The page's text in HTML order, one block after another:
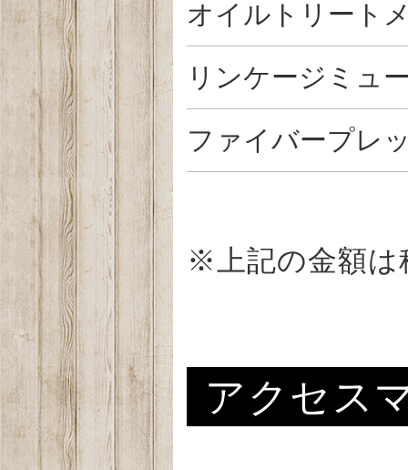
オイルトリート
リンケージミュ
ファイバープレ
※上記の金額は
アクセス